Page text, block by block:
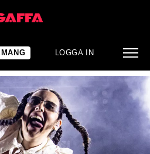
LOGGA IN
fienden